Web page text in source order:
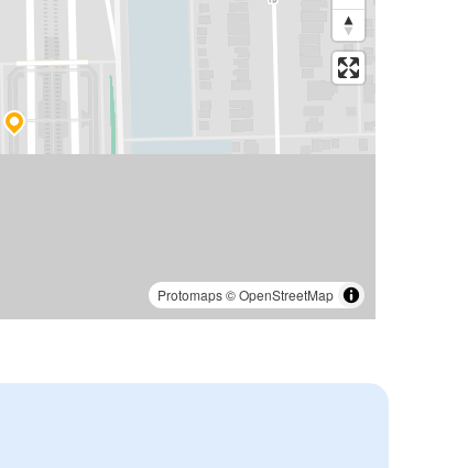
Protomaps©OpenStreetMap